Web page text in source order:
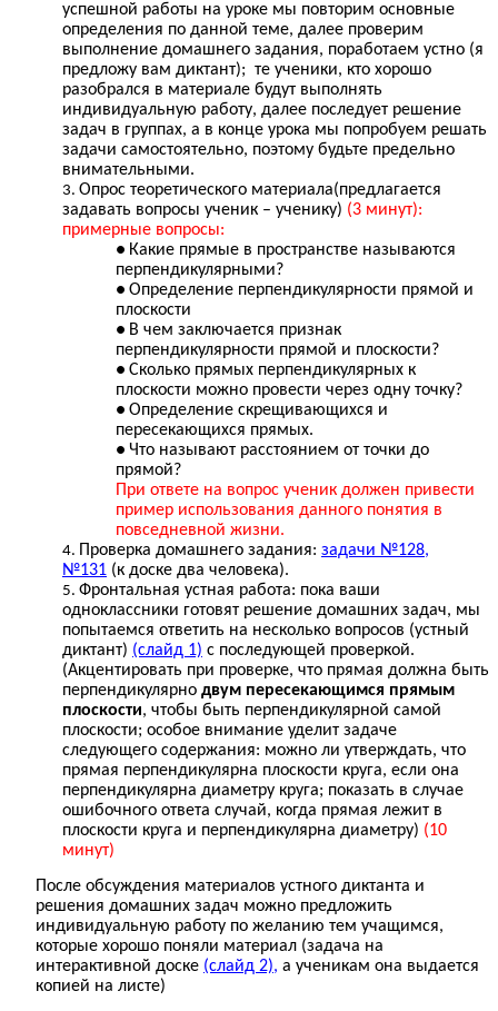
успешной работы на уроке мы повторим основные
определения по данной теме, далее проверим
выполнение домашнего задания, поработаем устно (я
предложу вам диктант); те ученики, кто хорошо
разобрался в материале будут выполнять
индивидуальную работу, далее последует решение
задач в группах, а в конце урока мы попробуем решать
задачи самостоятельно, поэтому будьте предельно
внимательными.
Опрос теоретического материала(предлагается
задавать вопросы ученик – ученику) (3 минут):
примерные вопросы:
Какие прямые в пространстве называются
перпендикулярными?
Определение перпендикулярности прямой и
плоскости
В чем заключается признак
перпендикулярности прямой и плоскости?
Сколько прямых перпендикулярных к
плоскости можно провести через одну точку?
Определение скрещивающихся и
пересекающихся прямых.
Что называют расстоянием от точки до
прямой?
При ответе на вопрос ученик должен привести
пример использования данного понятия в
повседневной жизни.
Проверка домашнего задания: задачи №128,
№131 (к доске два человека).
Фронтальная устная работа: пока ваши
одноклассники готовят решение домашних задач, мы
попытаемся ответить на несколько вопросов (устный
диктант) (слайд 1) с последующей проверкой.
(Акцентировать при проверке, что прямая должна быть
перпендикулярно двум пересекающимся прямым
плоскости, чтобы быть перпендикулярной самой
плоскости; особое внимание уделит задаче
следующего содержания: можно ли утверждать, что
прямая перпендикулярна плоскости круга, если она
перпендикулярна диаметру круга; показать в случае
ошибочного ответа случай, когда прямая лежит в
плоскости круга и перпендикулярна диаметру) (10
минут)
После обсуждения материалов устного диктанта и
решения домашних задач можно предложить
индивидуальную работу по желанию тем учащимся,
которые хорошо поняли материал (задача на
интерактивной доске (слайд 2), а ученикам она выдается
копией на листе)